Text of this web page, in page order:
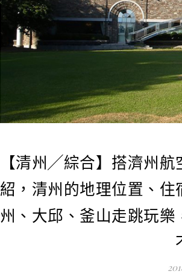
【清州╱綜合】搭濟州
紹，清州的地理位置、
州、大邱、釜山走跳玩